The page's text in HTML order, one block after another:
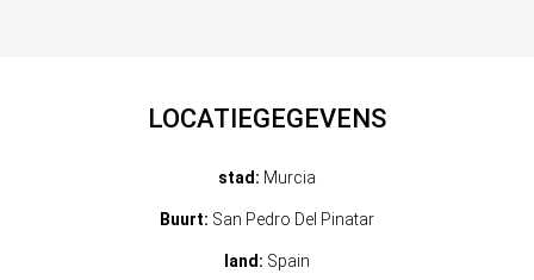
LOCATIEGEGEVENS
stad: Murcia
Buurt: San Pedro Del Pinatar
land: Spain